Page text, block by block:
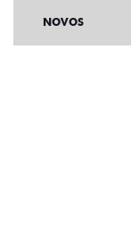
NOVOS